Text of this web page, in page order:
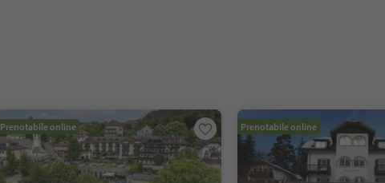
Prenotabile online Prenotabile online